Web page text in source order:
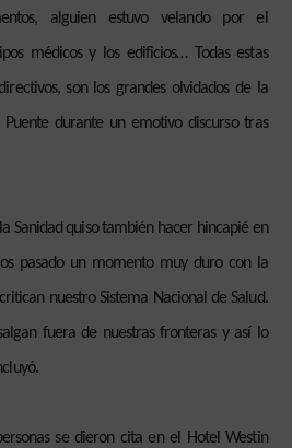
alguien estuvo velando por el
médicos y los edificios… Todas estas
son los grandes olvidados de la
durante un emotivo discurso tras
Sanidad quiso también hacer hincapié en
pasado un momento muy duro con la
nuestro Sistema Nacional de Salud.
fuera de nuestras fronteras y así lo
se dieron cita en el Hotel Westin